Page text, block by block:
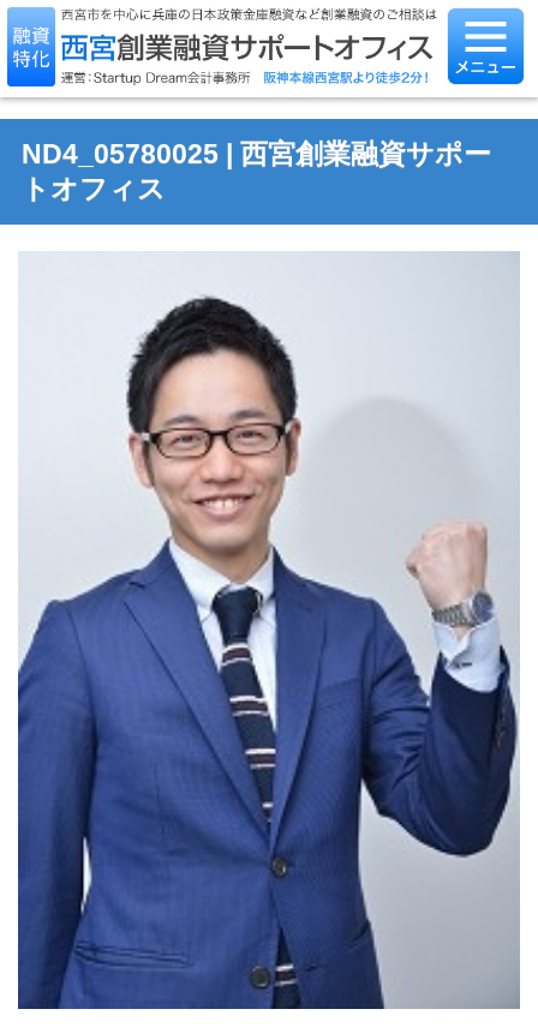
ND4_05780025 | 西宮創業融資サポー
トオフィス